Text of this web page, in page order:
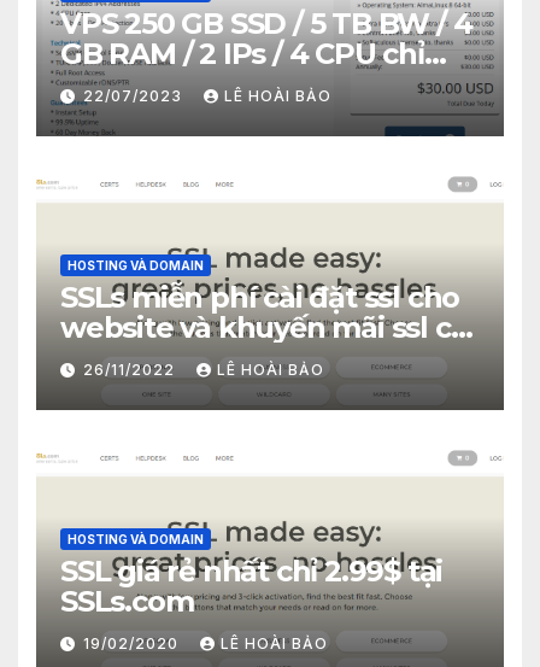
VPS 250 GB SSD / 5 TB BW / 4
GB RAM / 2 IPs / 4 CPU chỉ
30$/năm
22/07/2023 LÊ HOÀI BẢO
HOSTING VÀ DOMAIN
SSLs miễn phí cài đặt ssl cho
website và khuyến mãi ssl chỉ
2.99$
26/11/2022 LÊ HOÀI BẢO
HOSTING VÀ DOMAIN
SSL giá rẻ nhất chỉ 2.99$ tại
SSLs.com
19/02/2020 LÊ HOÀI BẢO